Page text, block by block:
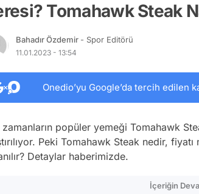
Tomahawk Steak
Bahadır Özdemir - Spor Editörü
11.01.2023 - 13:54
Onedio’yu Google’da tercih edilen
zamanların popüler yemeği Tomahawk
Peki Tomahawk Steak nedir,
Detaylar haberimizde.
İçeriğin